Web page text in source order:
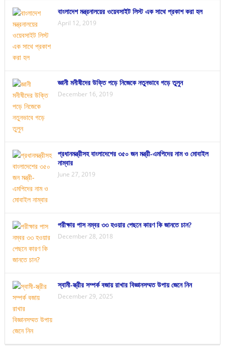
বাংলাদেশ মন্ত্রনালয়ের ওয়েবসাইট লিস্ট এক সাথে প্রকাশ করা হল
April 12, 2019
জ্ঞানী মনীষীদের উক্তি পড়ে নিজেকে নতুনভাবে গড়ে তুলুন
December 16, 2019
প্রধানমন্ত্রীসহ বাংলাদেশের ৩৫০ জন মন্ত্রী-এমপিদের নাম ও মোবাইল
নাম্বার
June 27, 2019
পরীক্ষার পাস নম্বর ৩৩ হওয়ার পেছনে কারণ কি জানতে চান?
December 28, 2018
স্বামী-স্ত্রীর সম্পর্ক বজায় রাখার বিজ্ঞানসম্মত উপায় জেনে নিন
December 29, 2025